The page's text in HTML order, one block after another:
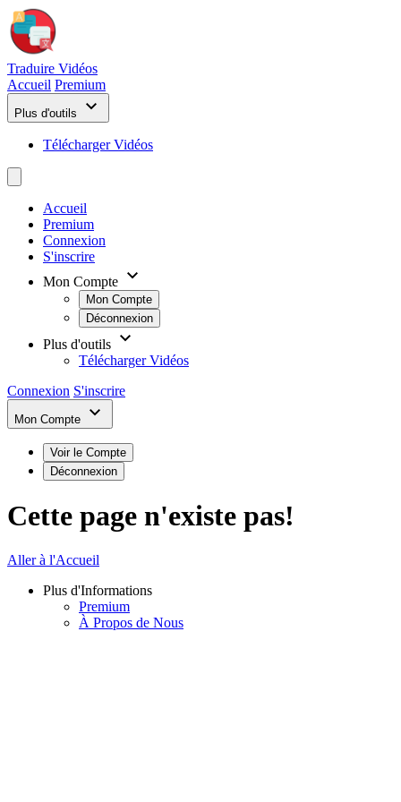
Traduire Vidéos
Accueil Premium
Plus d'outils
Télécharger Vidéos
Accueil
Premium
Connexion
S'inscrire
Mon Compte
Mon Compte
Déconnexion
Plus d'outils
Télécharger Vidéos
Connexion S'inscrire
Mon Compte
Voir le Compte
Déconnexion
Cette page n'existe pas!
Aller à l'Accueil
Plus d'Informations
Premium
À Propos de Nous